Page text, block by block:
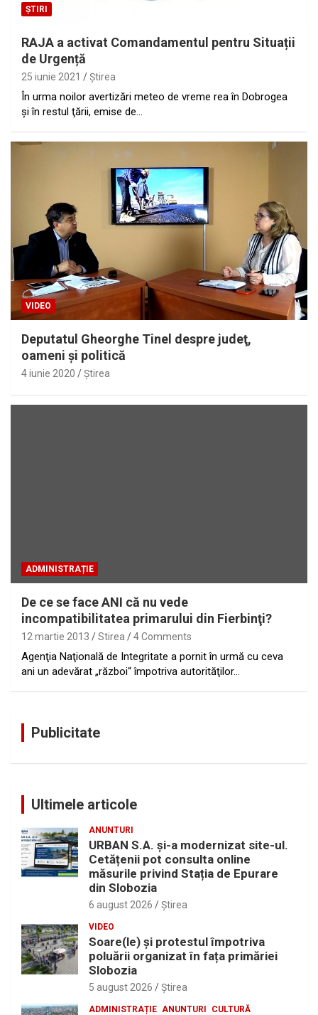
ȘTIRI
RAJA a activat Comandamentul pentru Situații
de Urgență
25 iunie 2021 Ştirea
În urma noilor avertizări meteo de vreme rea în Dobrogea
şi în restul ţării, emise de…
VIDEO
Deputatul Gheorghe Tinel despre judeţ,
oameni şi politică
4 iunie 2020 Ştirea
ADMINISTRAȚIE
De ce se face ANI că nu vede
incompatibilitatea primarului din Fierbinţi?
12 martie 2013 Stirea 4 Comments
Agenţia Naţională de Integritate a pornit în urmă cu ceva
ani un adevărat „război“ împotriva autorităţilor…
Publicitate
Ultimele articole
ANUNTURI
URBAN S.A. și-a modernizat site-ul.
Cetățenii pot consulta online
măsurile privind Stația de Epurare
din Slobozia
6 august 2026 Ştirea
VIDEO
Soare(le) și protestul împotriva
poluării organizat în fața primăriei
Slobozia
5 august 2026 Ştirea
ADMINISTRAȚIE ANUNTURI CULTURĂ